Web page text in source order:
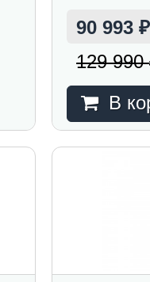
90 993₽
129 990
В